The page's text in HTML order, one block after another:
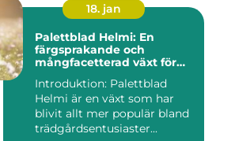
18. jan
Palettblad Helmi: En
färgsprakande och
mångfacetterad växt för
Introduktion: Palettblad
Helmi är en växt som har
blivit allt mer populär bland
trädgårdsentusiaster...